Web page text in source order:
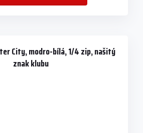
City, modro-bílá, 1/4 zip, našitý
znak klubu